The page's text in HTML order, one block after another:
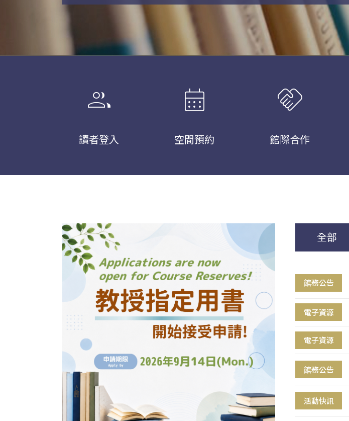
group
讀者登入
calendar_month
空間預約
handshake
館際合作
全部
館務公告
電子資源
電子資源
館務公告
活動快訊